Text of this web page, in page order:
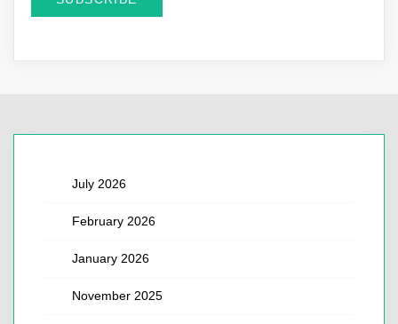
July 2026
February 2026
January 2026
November 2025